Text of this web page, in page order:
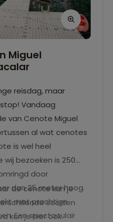
Miguel
reisdag, maar
Vandaag
van Cenote Miguel
al wat cenotes
is wel heel
wij bezoeken is 250
door
dan 25 meter hoog.
met prachtige
Een spectaculair
de cenote kun je
soorten
kun je hier ook